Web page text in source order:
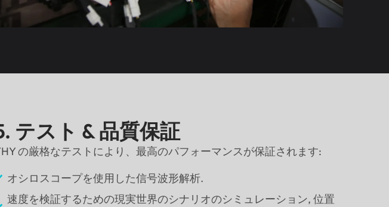
テスト & 品質保証
の厳格なテストにより、最高のパフォーマンスが保証されます:
オシロスコープを使用した信号波形解析.
速度を検証するための現実世界のシナリオのシミュレーション, 位置